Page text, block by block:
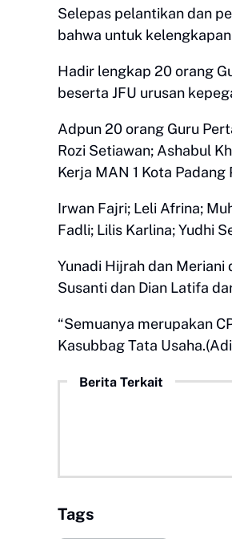
Selepas pelantikan dan
bahwa untuk
Hadir lengkap 20 orang
beserta JFU urusan
Adpun 20 orang Guru
Rozi Setiawan; Ashabul
Kerja MAN 1 Kota Padang
Irwan Fajri; Leli Afrina;
Fadli; Lilis Karlina; Yudhi
Yunadi Hijrah dan Meriani
Susanti dan Dian Latifa
“Semuanya merupakan
Kasubbag Tata
Berita Terkait
Tags